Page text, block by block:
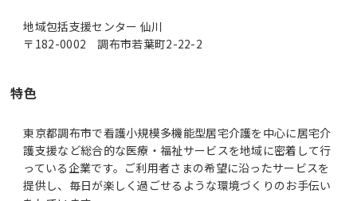
地域包括支援センター 仙川
〒182-0002 調布市若葉町2-22-2
特色
東京都調布市で看護小規模多機能型居宅介護を中心に居宅介
護支援など総合的な医療・福祉サービスを地域に密着して行
っている企業です。ご利用者さまの希望に沿ったサービスを
提供し、毎日が楽しく過ごせるような環境づくりのお手伝い